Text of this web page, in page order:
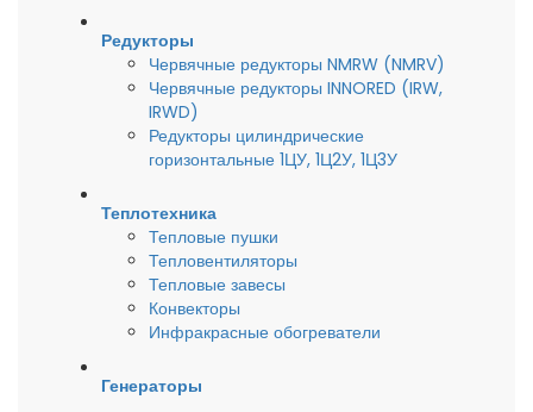
Редукторы
Червячные редукторы NMRW (NMRV)
Червячные редукторы INNORED (IRW,
IRWD)
Редукторы цилиндрические
горизонтальные 1ЦУ, 1Ц2У, 1Ц3У
Теплотехника
Тепловые пушки
Тепловентиляторы
Тепловые завесы
Конвекторы
Инфракрасные обогреватели
Генераторы